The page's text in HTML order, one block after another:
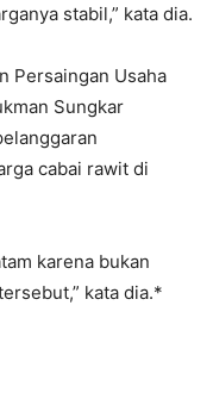
stabil,” kata dia.
Persaingan Usaha
Sungkar
cabai rawit di
karena bukan
kata dia.*